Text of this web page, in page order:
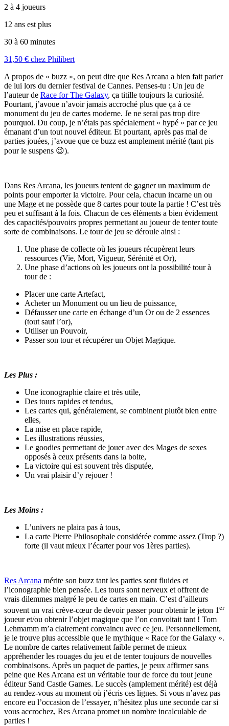
2 à 4 joueurs
12 ans est plus
30 à 60 minutes
31,50 € chez Philibert
A propos de « buzz », on peut dire que Res Arcana a bien fait parler
de lui lors du dernier festival de Cannes. Penses-tu : Un jeu de
l’auteur de Race for The Galaxy, ça titille toujours la curiosité.
Pourtant, j’avoue n’avoir jamais accroché plus que ça à ce
monument du jeu de cartes moderne. Je ne serai pas trop dire
pourquoi. Du coup, je n’étais pas spécialement « hypé » par ce jeu
émanant d’un tout nouvel éditeur. Et pourtant, après pas mal de
parties jouées, j’avoue que ce buzz est amplement mérité (tant pis
pour le suspens 😉).
Dans Res Arcana, les joueurs tentent de gagner un maximum de
points pour emporter la victoire. Pour cela, chacun incarne un ou
une Mage et ne possède que 8 cartes pour toute la partie ! C’est très
peu et suffisant à la fois. Chacun de ces éléments a bien évidement
des capacités/pouvoirs propres permettant au joueur de tenter toute
sorte de combinaisons. Le tour de jeu se déroule ainsi :
Une phase de collecte où les joueurs récupèrent leurs
ressources (Vie, Mort, Vigueur, Sérénité et Or),
Une phase d’actions où les joueurs ont la possibilité tour à
tour de :
Placer une carte Artefact,
Acheter un Monument ou un lieu de puissance,
Défausser une carte en échange d’un Or ou de 2 essences
(tout sauf l’or),
Utiliser un Pouvoir,
Passer son tour et récupérer un Objet Magique.
Les Plus :
Une iconographie claire et très utile,
Des tours rapides et tendus,
Les cartes qui, généralement, se combinent plutôt bien entre
elles,
La mise en place rapide,
Les illustrations réussies,
Le goodies permettant de jouer avec des Mages de sexes
opposés à ceux présents dans la boite,
La victoire qui est souvent très disputée,
Un vrai plaisir d’y rejouer !
Les Moins :
L’univers ne plaira pas à tous,
La carte Pierre Philosophale considérée comme assez (Trop ?)
forte (il vaut mieux l’écarter pour vos 1ères parties).
Res Arcana mérite son buzz tant les parties sont fluides et
l’iconographie bien pensée. Les tours sont nerveux et offrent de
vrais dilemmes malgré le peu de cartes en main. C’est d’ailleurs
souvent un vrai crève-cœur de devoir passer pour obtenir le jeton 1 er
joueur et/ou obtenir l’objet magique que l’on convoitait tant ! Tom
Lehmamm m’a clairement convaincu avec ce jeu. Personnellement,
je le trouve plus accessible que le mythique « Race for the Galaxy ».
Le nombre de cartes relativement faible permet de mieux
appréhender les rouages du jeu et de tenter toujours de nouvelles
combinaisons. Après un paquet de parties, je peux affirmer sans
peine que Res Arcana est un véritable tour de force du tout jeune
éditeur Sand Castle Games. Le succès (amplement mérité) est déjà
au rendez-vous au moment où j’écris ces lignes. Si vous n’avez pas
encore eu l’occasion de l’essayer, n’hésitez plus une seconde car si
vous accrochez, Res Arcana promet un nombre incalculable de
parties !